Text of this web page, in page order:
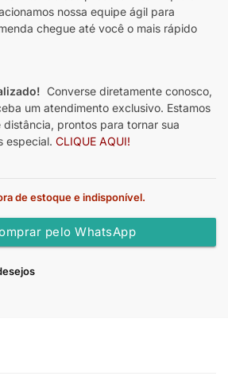
nossa equipe ágil para
chegue até você o mais rápido
Converse diretamente conosco,
um atendimento exclusivo. Estamos
prontos para tornar sua
especial. CLIQUE AQUI!
de estoque e indisponível.
pelo WhatsApp